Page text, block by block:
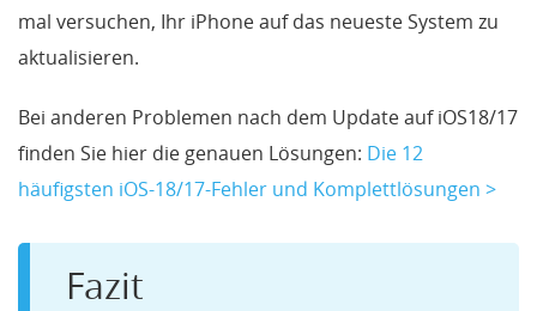
mal versuchen, Ihr iPhone auf das neueste System zu
aktualisieren.
Bei anderen Problemen nach dem Update auf iOS18/17
finden Sie hier die genauen Lösungen: Die 12
häufigsten iOS-18/17-Fehler und Komplettlösungen >
Fazit